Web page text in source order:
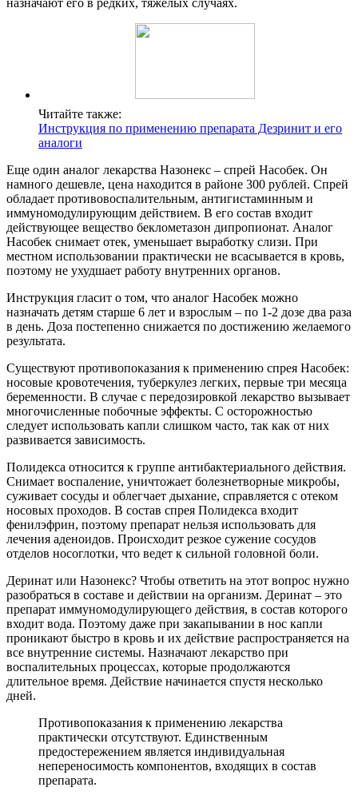
Читайте также:
Инструкция по применению препарата Дезринит и его
аналоги
Еще один аналог лекарства Назонекс – спрей Насобек. Он
намного дешевле, цена находится в районе 300 рублей. Спрей
обладает противовоспалительным, антигистаминным и
иммуномодулирующим действием. В его состав входит
действующее вещество беклометазон дипропионат. Аналог
Насобек снимает отек, уменьшает выработку слизи. При
местном использовании практически не всасывается в кровь,
поэтому не ухудшает работу внутренних органов.
Инструкция гласит о том, что аналог Насобек можно
назначать детям старше 6 лет и взрослым – по 1-2 дозе два раза
в день. Доза постепенно снижается по достижению желаемого
результата.
Существуют противопоказания к применению спрея Насобек:
носовые кровотечения, туберкулез легких, первые три месяца
беременности. В случае с передозировкой лекарство вызывает
многочисленные побочные эффекты. С осторожностью
следует использовать капли слишком часто, так как от них
развивается зависимость.
Полидекса относится к группе антибактериального действия.
Снимает воспаление, уничтожает болезнетворные микробы,
суживает сосуды и облегчает дыхание, справляется с отеком
носовых проходов. В состав спрея Полидекса входит
фенилэфрин, поэтому препарат нельзя использовать для
лечения аденоидов. Происходит резкое сужение сосудов
отделов носоглотки, что ведет к сильной головной боли.
Деринат или Назонекс? Чтобы ответить на этот вопрос нужно
разобраться в составе и действии на организм. Деринат – это
препарат иммуномодулирующего действия, в состав которого
входит вода. Поэтому даже при закапывании в нос капли
проникают быстро в кровь и их действие распространяется на
все внутренние системы. Назначают лекарство при
воспалительных процессах, которые продолжаются
длительное время. Действие начинается спустя несколько
дней.
Противопоказания к применению лекарства
практически отсутствуют. Единственным
предостережением является индивидуальная
непереносимость компонентов, входящих в состав
препарата.